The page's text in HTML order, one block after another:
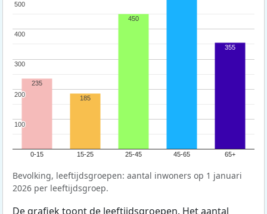
0-15 15-25 25-45 45-65 65+
100
100
200
200
300
300
400
400
500
500
235
185
450
355
Bevolking, leeftijdsgroepen: aantal inwoners op 1 januari
2026 per leeftijdsgroep.
De grafiek toont de leeftijdsgroepen. Het aantal